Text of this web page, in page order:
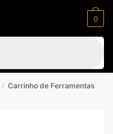
0
/ Carrinho de Ferramentas